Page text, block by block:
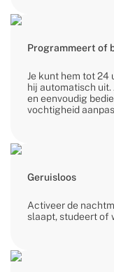
Programmeert of
Je kunt hem tot 24
hij automatisch uit.
en eenvoudig
vochtigheid
Geruisloos
Activeer de
slaapt, studeert of